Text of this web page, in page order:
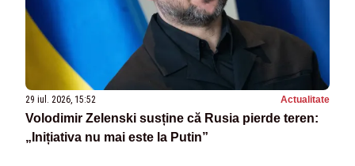
29 iul. 2026, 15:52 Actualitate
Volodimir Zelenski susține că Rusia pierde teren:
„Inițiativa nu mai este la Putin”